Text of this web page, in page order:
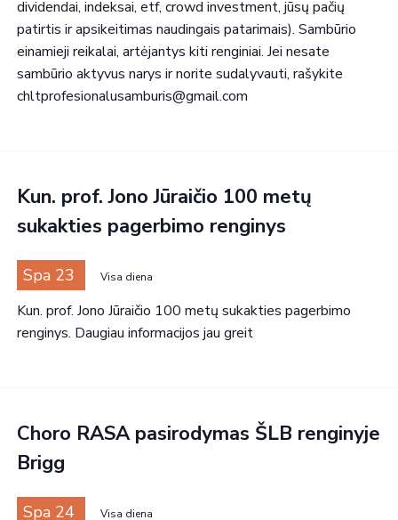
dividendai, indeksai, etf, crowd investment, jūsų pačių
patirtis ir apsikeitimas naudingais patarimais). Sambūrio
einamieji reikalai, artėjantys kiti renginiai. Jei nesate
sambūrio aktyvus narys ir norite sudalyvauti, rašykite
chltprofesionalusamburis@gmail.com
Kun. prof. Jono Jūraičio 100 metų
sukakties pagerbimo renginys
Spa 23 Visa diena
Kun. prof. Jono Jūraičio 100 metų sukakties pagerbimo
renginys. Daugiau informacijos jau greit
Choro RASA pasirodymas ŠLB renginyje
Brigg
Spa 24 Visa diena